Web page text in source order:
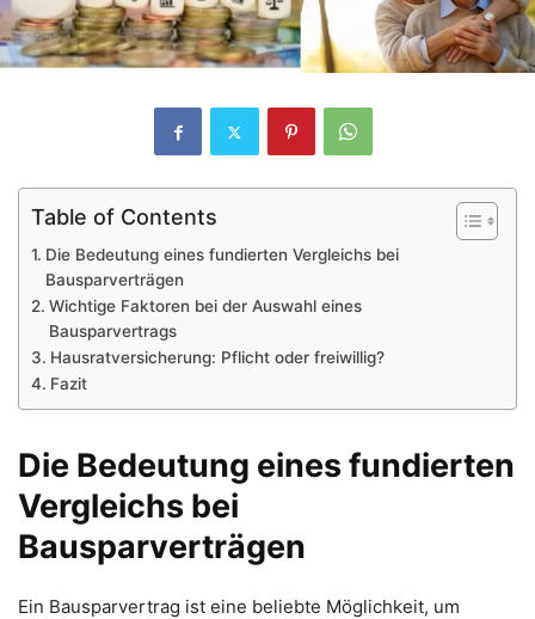
Table of Contents
Die Bedeutung eines fundierten Vergleichs bei
Bausparverträgen
Wichtige Faktoren bei der Auswahl eines
Bausparvertrags
Hausratversicherung: Pflicht oder freiwillig?
Fazit
Die Bedeutung eines fundierten
Vergleichs bei
Bausparverträgen
Ein Bausparvertrag ist eine beliebte Möglichkeit, um